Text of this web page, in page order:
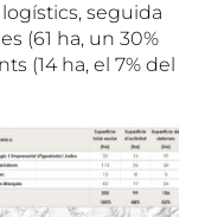
seguida
(61 ha, un 30%
(14 ha, el 7% del